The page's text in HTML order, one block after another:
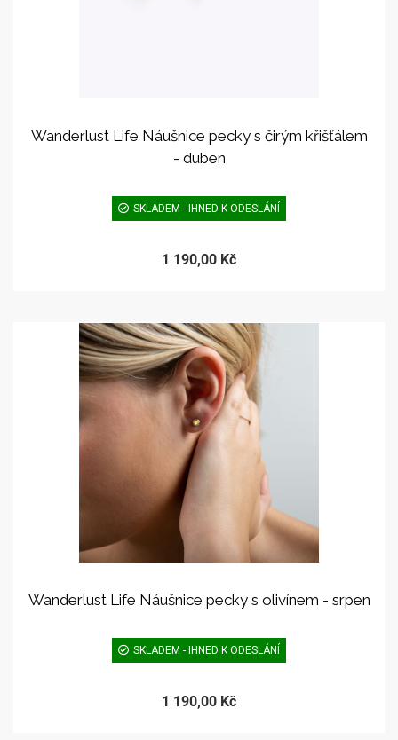
Wanderlust Life Náušnice pecky s čirým křišťálem
- duben
SKLADEM - IHNED K ODESLÁNÍ
1 190,00 Kč
Wanderlust Life Náušnice pecky s olivínem - srpen
SKLADEM - IHNED K ODESLÁNÍ
1 190,00 Kč